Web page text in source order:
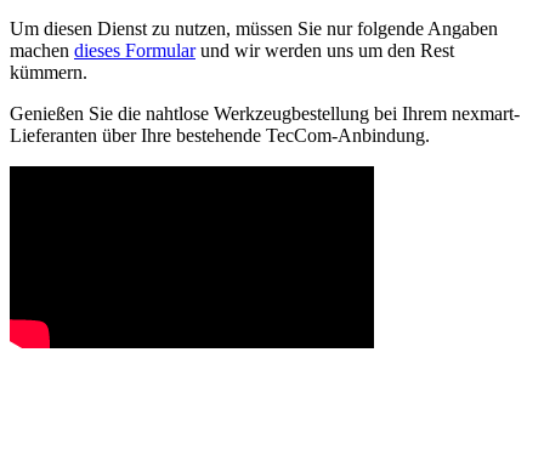
Um diesen Dienst zu nutzen, müssen Sie nur folgende Angaben
machen dieses Formularund wir werden uns um den Rest
kümmern.
Genießen Sie die nahtlose Werkzeugbestellung bei Ihrem nexmart-
Lieferanten über Ihre bestehende TecCom-Anbindung.